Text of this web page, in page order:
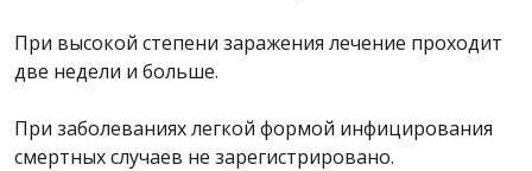
При высокой степени заражения лечение проходит
две недели и больше.
При заболеваниях легкой формой инфицирования
смертных случаев не зарегистрировано.